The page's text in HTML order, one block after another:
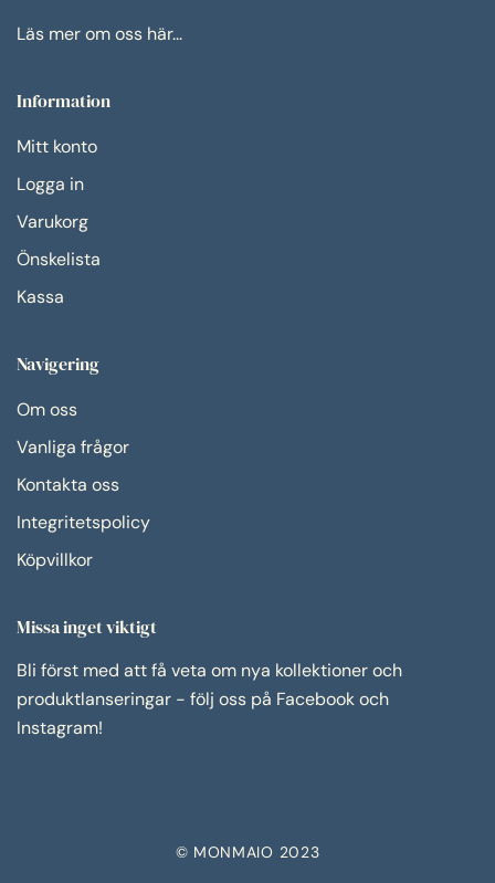
Läs mer om oss här...
Information
Mitt konto
Logga in
Varukorg
Önskelista
Kassa
Navigering
Om oss
Vanliga frågor
Kontakta oss
Integritetspolicy
Köpvillkor
Missa inget viktigt
Bli först med att få veta om nya kollektioner och
produktlanseringar - följ oss på Facebook och
Instagram!
© MONMAIO 2023